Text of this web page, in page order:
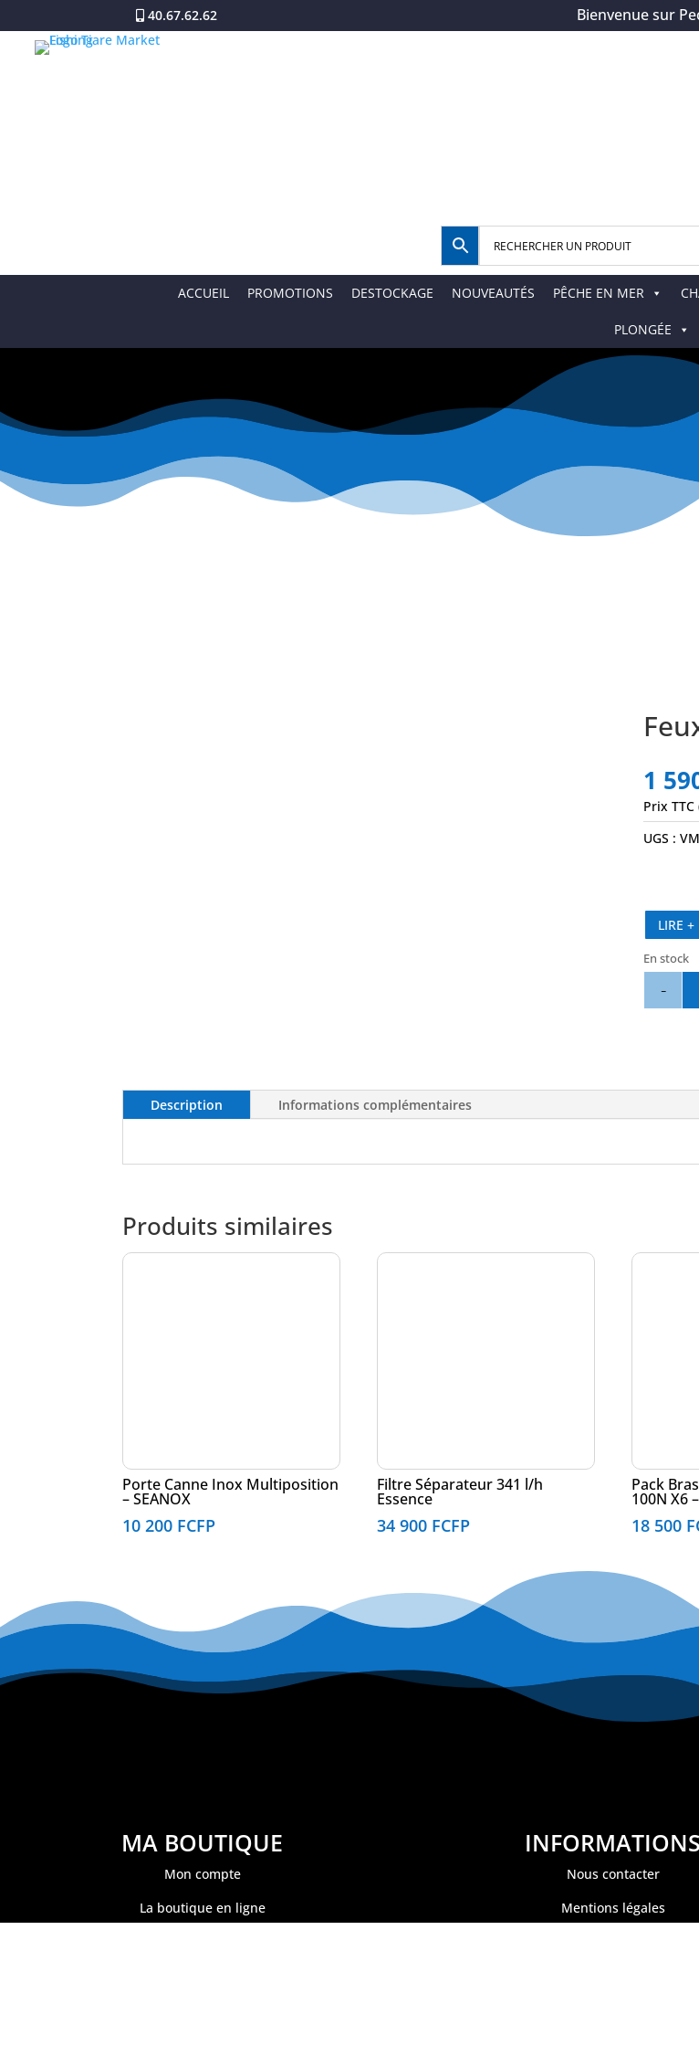
40.67.62.62 Bienvenue sur
ACCUEIL PROMOTIONS DESTOCKAGE NOUVEAUTÉS PÊCHE EN MER
PLONGÉE
1
Prix
UGS :
LIRE +
En stock
Description Informations complémentaires
Produits similaires
Porte Canne Inox Multiposition
– SEANOX
10 200 FCFP
Filtre Séparateur 341 l/h
Essence
34 900 FCFP
Pack
100N X6
18 500
MA BOUTIQUE
Mon compte
La boutique en ligne
INFORMATIONS
Nous contacter
Mentions légales